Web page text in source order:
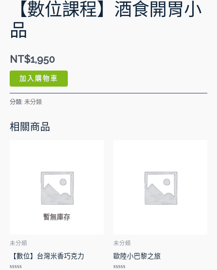
【數位課程】酒食開胃小
品
NT$1,950
加入購物車
分類: 未分類
相關商品
暫無庫存
未分類
【數位】台灣米香巧克力
未分類
歐陸小巴黎之旅